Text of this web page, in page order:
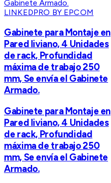
LINKEDPRO BY EPCOM
Gabinete para Montaje en
Pared liviano, 4 Unidades
de rack, Profundidad
máxima de trabajo 250
mm, Se envía el Gabinete
Armado.
Gabinete para Montaje en
Pared liviano, 4 Unidades
de rack, Profundidad
máxima de trabajo 250
mm, Se envía el Gabinete
Armado.